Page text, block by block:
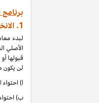
1.
لبدء
الأصلي
قبولها
لن يكون
ا)
ب)